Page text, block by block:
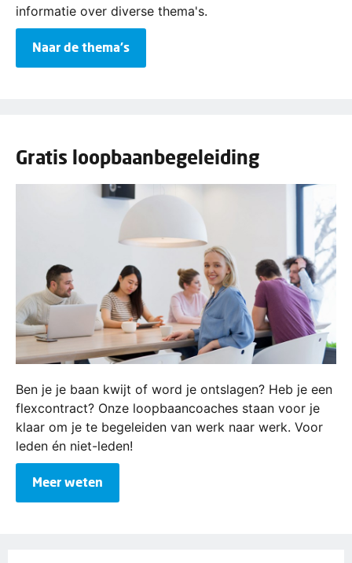
informatie over diverse thema's.
Naar de thema's
Gratis loopbaanbegeleiding
Ben je je baan kwijt of word je ontslagen? Heb je een
flexcontract? Onze loopbaancoaches staan voor je
klaar om je te begeleiden van werk naar werk. Voor
leden én niet-leden!
Meer weten